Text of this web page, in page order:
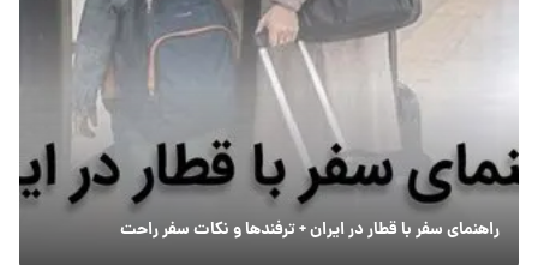
راهنمای سفر با قطار در ایران + ترفندها و نکات سفر راحت